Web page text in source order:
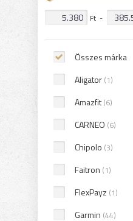
Ft -
Összes márka
Aligator (1)
Amazfit(6)
CARNEO (6)
Chipolo (3)
Faitron (1)
FlexPayz (1)
Garmin (44)